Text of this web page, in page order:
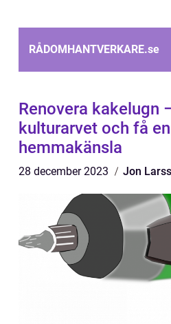
RÅDOMHANTVERKARE.se
Renovera kakelugn
kulturarvet och få
hemmakänsla
28 december 2023 Jon